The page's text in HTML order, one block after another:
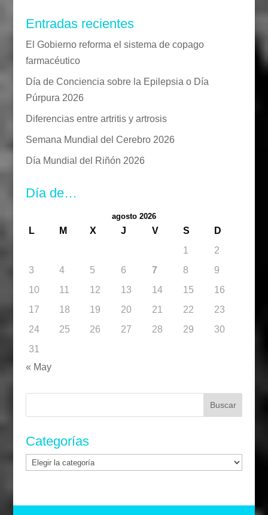
Entradas recientes
El Gobierno reforma el sistema de copago
farmacéutico
Día de Conciencia sobre la Epilepsia o Día
Púrpura 2026
Diferencias entre artritis y artrosis
Semana Mundial del Cerebro 2026
Día Mundial del Riñón 2026
Día de…
agosto 2026
L M X J V S
D
1
2
3
4 5 6 7 8
9
10
11 12 13 14 15
16
17
18 19 20 21 22
23
24
25 26 27 28 29
30
31
« May
Categorías
Categorías